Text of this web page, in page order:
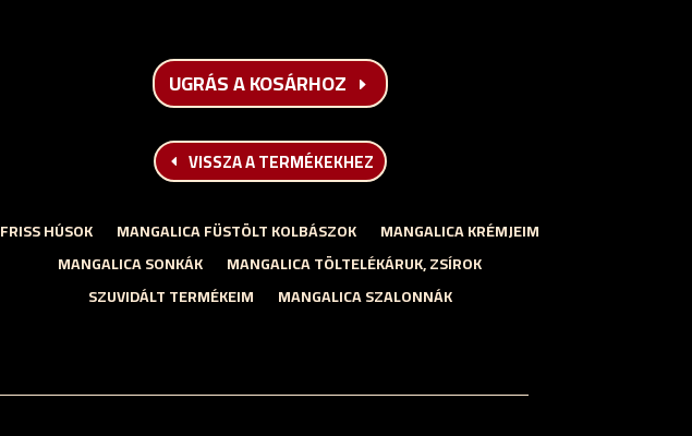
UGRÁS A KOSÁRHOZ
VISSZA A TERMÉKEKHEZ
FRISS HÚSOK MANGALICA FÜSTÖLT KOLBÁSZOK
MANGALICA KRÉMJEIM
MANGALICA SONKÁK
MANGALICA TÖLTELÉKÁRUK, ZSÍROK
SZUVIDÁLT TERMÉKEIM
MANGALICA SZALONNÁK